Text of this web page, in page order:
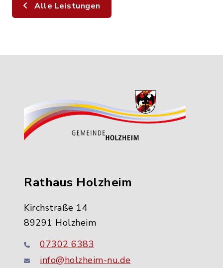
Alle Leistungen
Rathaus Holzheim
Kirchstraße 14
89291 Holzheim
07302 6383
info@holzheim-nu.de